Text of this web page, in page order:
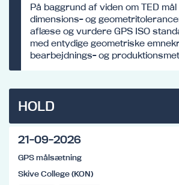
På baggrund af viden om TED
dimensions- og
aflæse og vurdere GPS ISO
med entydige geometriske
bearbejdnings- og
HOLD
21-09-2026
GPS målsætning
Skive College (KON)